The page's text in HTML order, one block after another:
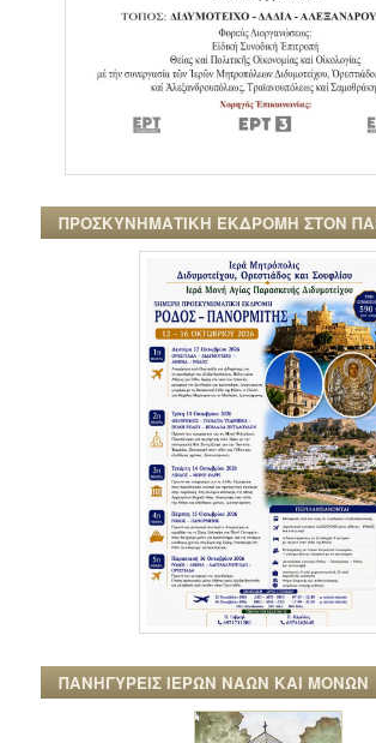
ΠΡΟΣΚΥΝΗΜΑΤΙΚΗ ΕΚΔΡΟΜΗ ΣΤΟΝ
ΠΑΝΗΓΥΡΕΙΣ ΙΕΡΩΝ ΝΑΩΝ ΚΑΙ ΜΟΝΩΝ